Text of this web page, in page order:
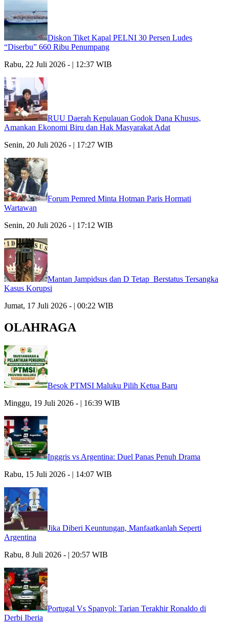
Diskon Tiket Kapal PELNI 30 Persen Ludes
“Diserbu” 660 Ribu Penumpang
Rabu, 22 Juli 2026 - | 12:37 WIB
RUU Daerah Kepulauan Godok Dana Khusus,
Amankan Ekonomi Biru dan Hak Masyarakat Adat
Senin, 20 Juli 2026 - | 17:27 WIB
Forum Pemred Minta Hotman Paris Hormati
Wartawan
Senin, 20 Juli 2026 - | 17:12 WIB
Mantan Jampidsus dan D Tetap Berstatus Tersangka
Kasus Korupsi
Jumat, 17 Juli 2026 - | 00:22 WIB
OLAHRAGA
Besok PTMSI Maluku Pilih Ketua Baru
Minggu, 19 Juli 2026 - | 16:39 WIB
Inggris vs Argentina: Duel Panas Penuh Drama
Rabu, 15 Juli 2026 - | 14:07 WIB
Jika Diberi Keuntungan, Manfaatkanlah Seperti
Argentina
Rabu, 8 Juli 2026 - | 20:57 WIB
Portugal Vs Spanyol: Tarian Terakhir Ronaldo di
Derbi Iberia